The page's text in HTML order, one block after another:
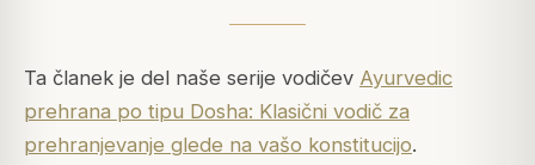
Ta članek je del naše serije vodičev Ayurvedic
prehrana po tipu Dosha: Klasični vodič za
prehranjevanje glede na vašo konstitucijo.